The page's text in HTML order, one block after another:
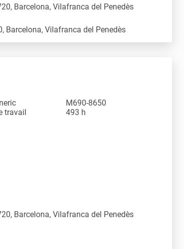
Barcelona, Vilafranca del Penedès
M690-8650
travail
493 h
Barcelona, Vilafranca del Penedès